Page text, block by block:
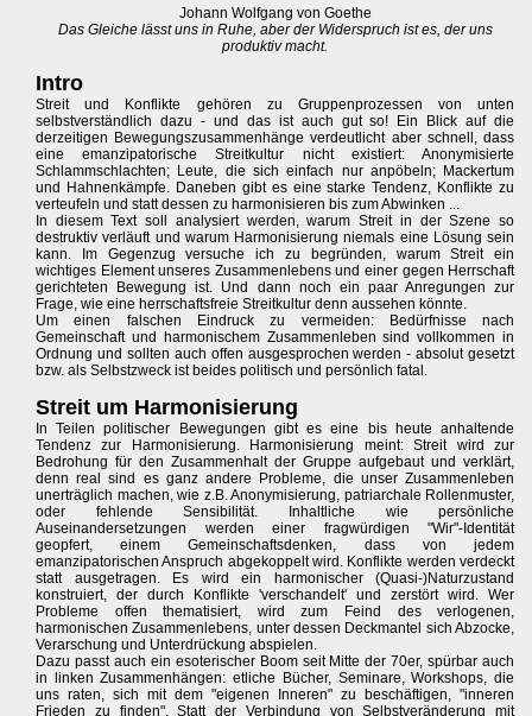
Johann Wolfgang von Goethe
Das Gleiche lässt uns in Ruhe, aber der Widerspruch ist es, der uns
produktiv macht.
Intro
Streit und Konflikte gehören zu Gruppenprozessen von unten
selbstverständlich dazu - und das ist auch gut so! Ein Blick auf die
derzeitigen Bewegungszusammenhänge verdeutlicht aber schnell, dass
eine emanzipatorische Streitkultur nicht existiert: Anonymisierte
Schlammschlachten; Leute, die sich einfach nur anpöbeln; Mackertum
und Hahnenkämpfe. Daneben gibt es eine starke Tendenz, Konflikte zu
verteufeln und statt dessen zu harmonisieren bis zum Abwinken ...
In diesem Text soll analysiert werden, warum Streit in der Szene so
destruktiv verläuft und warum Harmonisierung niemals eine Lösung sein
kann. Im Gegenzug versuche ich zu begründen, warum Streit ein
wichtiges Element unseres Zusammenlebens und einer gegen Herrschaft
gerichteten Bewegung ist. Und dann noch ein paar Anregungen zur
Frage, wie eine herrschaftsfreie Streitkultur denn aussehen könnte.
Um einen falschen Eindruck zu vermeiden: Bedürfnisse nach
Gemeinschaft und harmonischem Zusammenleben sind vollkommen in
Ordnung und sollten auch offen ausgesprochen werden - absolut gesetzt
bzw. als Selbstzweck ist beides politisch und persönlich fatal.
Streit um Harmonisierung
In Teilen politischer Bewegungen gibt es eine bis heute anhaltende
Tendenz zur Harmonisierung. Harmonisierung meint: Streit wird zur
Bedrohung für den Zusammenhalt der Gruppe aufgebaut und verklärt,
denn real sind es ganz andere Probleme, die unser Zusammenleben
unerträglich machen, wie z.B. Anonymisierung, patriarchale Rollenmuster,
oder fehlende Sensibilität. Inhaltliche wie persönliche
Auseinandersetzungen werden einer fragwürdigen "Wir"-Identität
geopfert, einem Gemeinschaftsdenken, dass von jedem
emanzipatorischen Anspruch abgekoppelt wird. Konflikte werden verdeckt
statt ausgetragen. Es wird ein harmonischer (Quasi-)Naturzustand
konstruiert, der durch Konflikte 'verschandelt' und zerstört wird. Wer
Probleme offen thematisiert, wird zum Feind des verlogenen,
harmonischen Zusammenlebens, unter dessen Deckmantel sich Abzocke,
Verarschung und Unterdrückung abspielen.
Dazu passt auch ein esoterischer Boom seit Mitte der 70er, spürbar auch
in linken Zusammenhängen: etliche Bücher, Seminare, Workshops, die
uns raten, sich mit dem "eigenen Inneren" zu beschäftigen, "inneren
Frieden zu finden". Statt der Verbindung von Selbstveränderung mit